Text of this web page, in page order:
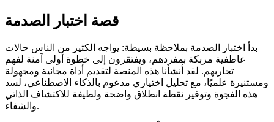
قصة اختبار الصدمة
بدأ اختبار الصدمة بملاحظة بسيطة: يواجه الكثير من الناس حالات
عاطفية مربكة بمفردهم، ويفتقرون إلى خطوة أولى آمنة لفهم
تجاربهم. لقد أنشأنا هذه المنصة لتقديم أداة مجانية ومجهولة
ومستنيرة علميًا، مع تحليل اختياري مدعوم بالذكاء الاصطناعي، لسد
هذه الفجوة وتوفير نقطة انطلاق واضحة ولطيفة للاكتشاف الذاتي
والشفاء.